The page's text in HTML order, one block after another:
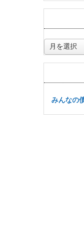
ー
カ
ブ
みんなの